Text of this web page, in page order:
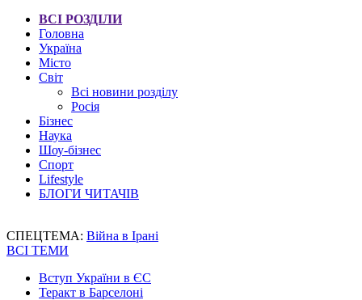
ВСІ РОЗДІЛИ
Головна
Україна
Місто
Світ
Всі новини розділу
Росія
Бізнес
Наука
Шоу-бізнес
Спорт
Lifestyle
БЛОГИ ЧИТАЧІВ
СПЕЦТЕМА: Війна в Ірані
ВСІ ТЕМИ
Вступ України в ЄС
Теракт в Барселоні